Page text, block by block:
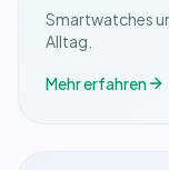
Smartwatches
Alltag.
Mehr erfahren